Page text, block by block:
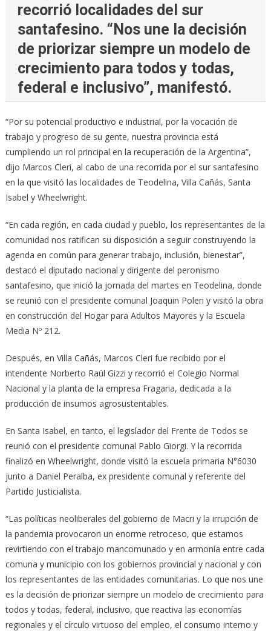
recorrió localidades del sur
santafesino. “Nos une la decisión
de priorizar siempre un modelo de
crecimiento para todos y todas,
federal e inclusivo”, manifestó.
“Por su potencial productivo e industrial, por la vocación de
trabajo y progreso de su gente, nuestra provincia está
cumpliendo un rol principal en la recuperación de la Argentina”,
dijo Marcos Cleri, al cabo de una recorrida por el sur santafesino
en la que visitó las localidades de Teodelina, Villa Cañás, Santa
Isabel y Wheelwright.
“En cada región, en cada ciudad y pueblo, los representantes de la
comunidad nos ratifican su disposición a seguir construyendo la
agenda en común para generar trabajo, inclusión, bienestar”,
destacó el diputado nacional y dirigente del peronismo
santafesino, que inició la jornada del martes en Teodelina, donde
se reunió con el presidente comunal Joaquin Poleri y visitó la obra
en construcción del Hogar para Adultos Mayores y la Escuela
Media Nº 212.
Después, en Villa Cañás, Marcos Cleri fue recibido por el
intendente Norberto Raúl Gizzi y recorrió el Colegio Normal
Nacional y la planta de la empresa Fragaria, dedicada a la
producción de insumos agrosustentables.
En Santa Isabel, en tanto, el legislador del Frente de Todos se
reunió con el presidente comunal Pablo Giorgi. Y la recorrida
finalizó en Wheelwright, donde visitó la escuela primaria N°6030
junto a Daniel Peralba, ex presidente comunal y referente del
Partido Justicialista.
“Las políticas neoliberales del gobierno de Macri y la irrupción de
la pandemia provocaron un enorme retroceso, que estamos
revirtiendo con el trabajo mancomunado y en armonía entre cada
comuna y municipio con los gobiernos provincial y nacional y con
los representantes de las entidades comunitarias. Lo que nos une
es la decisión de priorizar siempre un modelo de crecimiento para
todos y todas, federal, inclusivo, que reactiva las economías
regionales y el círculo virtuoso del empleo, el consumo interno y